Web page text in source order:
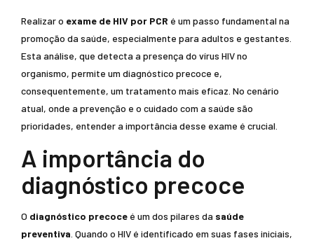
Realizar o exame de HIV por PCR é um passo fundamental na
promoção da saúde, especialmente para adultos e gestantes.
Esta análise, que detecta a presença do vírus HIV no
organismo, permite um diagnóstico precoce e,
consequentemente, um tratamento mais eficaz. No cenário
atual, onde a prevenção e o cuidado com a saúde são
prioridades, entender a importância desse exame é crucial.
A importância do
diagnóstico precoce
O diagnóstico precoce é um dos pilares da saúde
preventiva . Quando o HIV é identificado em suas fases iniciais,